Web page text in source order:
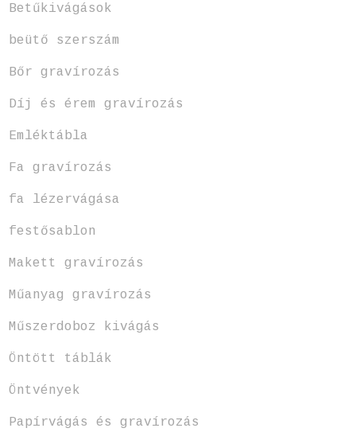
Betűkivágások
beütő szerszám
Bőr gravírozás
Díj és érem gravírozás
Emléktábla
Fa gravírozás
fa lézervágása
festősablon
Makett gravírozás
Műanyag gravírozás
Műszerdoboz kivágás
Öntött táblák
Öntvények
Papírvágás és gravírozás